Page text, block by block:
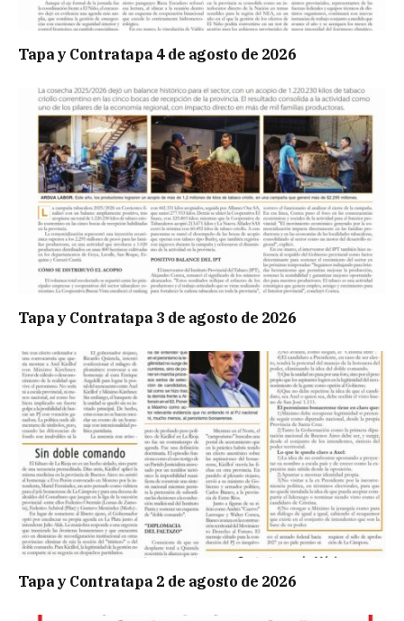
Tapa y Contratapa 4 de agosto de 2026
Tapa y Contratapa 3 de agosto de 2026
Tapa y Contratapa 2 de agosto de 2026